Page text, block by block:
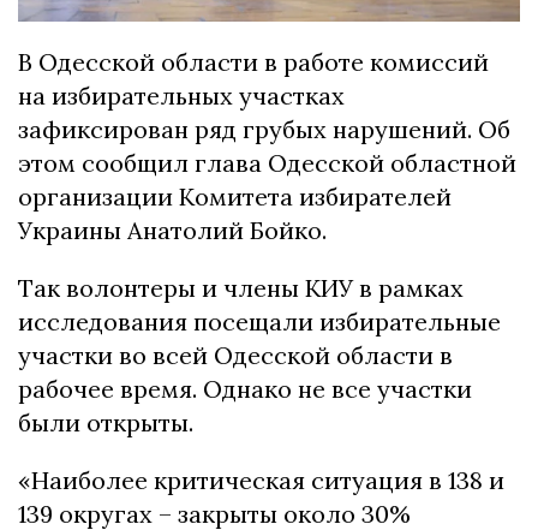
В Одесской области в работе комиссий
на избирательных участках
зафиксирован ряд грубых нарушений. Об
этом сообщил глава Одесской областной
организации Комитета избирателей
Украины Анатолий Бойко.
Так волонтеры и члены КИУ в рамках
исследования посещали избирательные
участки во всей Одесской области в
рабочее время. Однако не все участки
были открыты.
«Наиболее критическая ситуация в 138 и
139 округах – закрыты около 30%